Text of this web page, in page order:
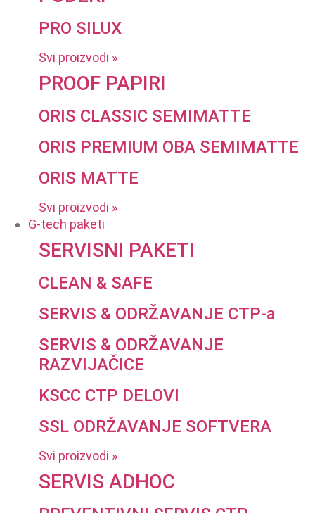
PRO SILUX
Svi proizvodi »
PROOF PAPIRI
ORIS CLASSIC SEMIMATTE
ORIS PREMIUM OBA SEMIMATTE
ORIS MATTE
Svi proizvodi »
G-tech paketi
SERVISNI PAKETI
CLEAN & SAFE
SERVIS & ODRŽAVANJE CTP-a
SERVIS & ODRŽAVANJE
RAZVIJAČICE
KSCC CTP DELOVI
SSL ODRŽAVANJE SOFTVERA
Svi proizvodi »
SERVIS ADHOC